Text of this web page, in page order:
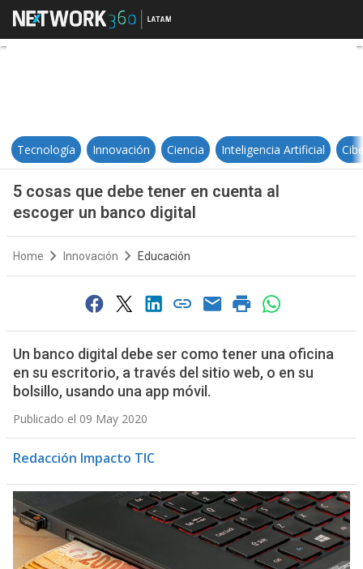
5 cosas que debe tener en
Tecnología Innovación Ciencia Inteligencia Artificial
5 cosas que debe tener en cuenta al
escoger un banco digital
Home Innovación Educación
Un banco digital debe ser como tener una oficina
en su escritorio, a través del sitio web, o en su
bolsillo, usando una app móvil.
Publicado el 09 May 2020
Redacción Impacto TIC